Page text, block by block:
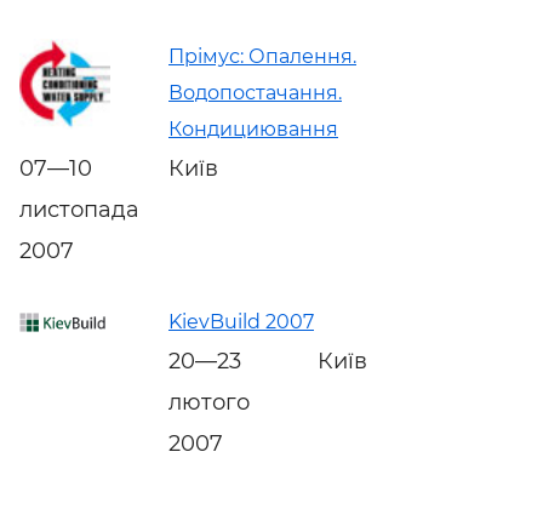
Прімус: Опалення.
Водопостачання.
Кондициювання
07—10
листопада
2007
Київ
KievBuild 2007
20—23
лютого
2007
Київ